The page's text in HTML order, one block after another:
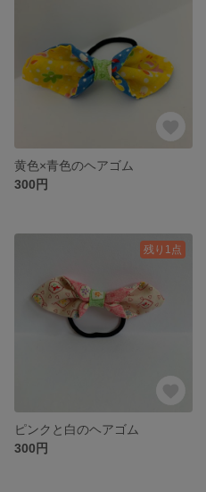
黄色×青色のヘアゴム
300円
残り1点
ピンクと白のヘアゴム
300円